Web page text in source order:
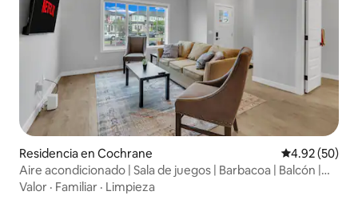
Residencia en Cochrane Calificación
4.92 (50)
Aire acondicionado | Sala de juegos | Barbacoa | Balcón |
Patio | Cerca de la autopista
Valor · Familiar · Limpieza